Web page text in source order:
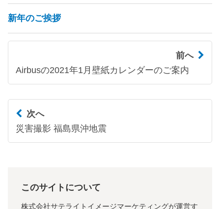
新年のご挨拶
前へ
Airbusの2021年1月壁紙カレンダーのご案内
次へ
災害撮影 福島県沖地震
このサイトについて
株式会社サテライトイメージマーケティングが運営す